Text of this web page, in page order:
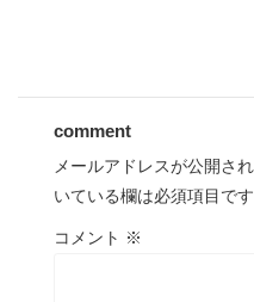
comment
メールアドレスが公開さ
いている欄は必須項目です
コメント ※